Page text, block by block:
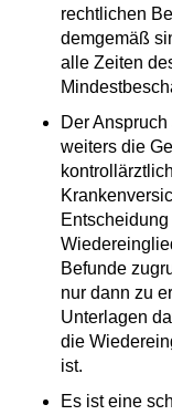
rechtlichen
demgemäß
alle Zeiten
Der
weiters die
Befunde
nur dann zu
Unterlagen
die
ist.
Es ist eine